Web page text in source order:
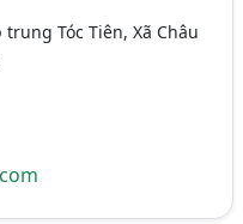
Tóc Tiên, Xã Châu